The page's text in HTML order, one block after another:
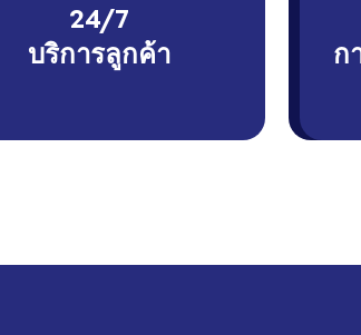
24/7
บริการลูกค้า
ก